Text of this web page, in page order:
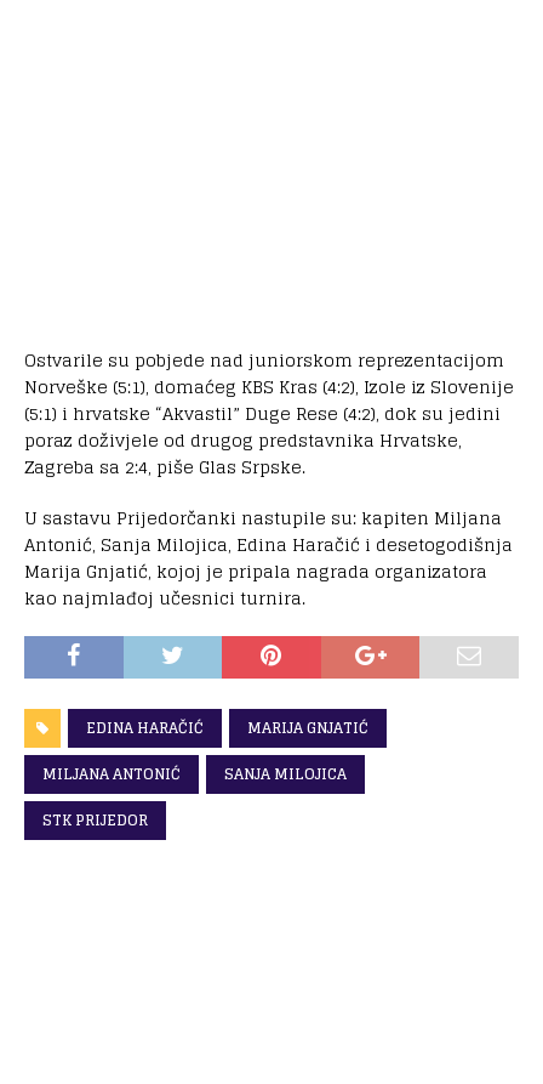
Ostvarile su pobjede nad juniorskom reprezentacijom
Norveške (5:1), domaćeg KBS Kras (4:2), Izole iz Slovenije
(5:1) i hrvatske “Akvastil” Duge Rese (4:2), dok su jedini
poraz doživjele od drugog predstavnika Hrvatske,
Zagreba sa 2:4, piše Glas Srpske.
U sastavu Prijedorčanki nastupile su: kapiten Miljana
Antonić, Sanja Milojica, Edina Haračić i desetogodišnja
Marija Gnjatić, kojoj je pripala nagrada organizatora
kao najmlađoj učesnici turnira.
EDINA HARAČIĆ
MARIJA GNJATIĆ
MILJANA ANTONIĆ
SANJA MILOJICA
STK PRIJEDOR